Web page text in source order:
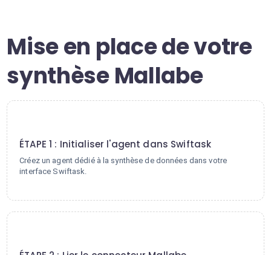
Mise en place de votre
synthèse Mallabe
ÉTAPE 1 : Initialiser l'agent dans Swiftask
Créez un agent dédié à la synthèse de données dans votre
interface Swiftask.